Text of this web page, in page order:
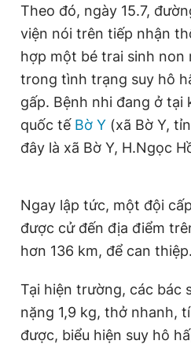
Tổng biên tập: Nguyễn Ngọc Toàn
Phó tổng biên tập thường trực:
Phó tổng biên tập: Lâm Hiếu Dũng
Phó tổng biên tập: Trần Việt Hưng
Tổng thư ký tòa soạn: Đức Trung
Giấy phép xuất bản số 110/GP -
© 2003-2026 Bản quyền thuộc về
chép dưới mọi hình thức nếu
bản. Phát triển bởi ePi
Theo đó, ngày 15.7,
viện nói trên tiếp nhận
hợp một bé trai sinh non
trong tình trạng suy hô
gấp. Bệnh nhi đang ở tại
quốc tế Bờ Y (xã Bờ Y,
đây là xã Bờ Y, H.Ngọc
Ngay lập tức, một đội
được cử đến địa điểm
hơn 136 km, để can thiệp.
Tại hiện trường, các bác
nặng 1,9 kg, thở nhanh,
được, biểu hiện suy hô